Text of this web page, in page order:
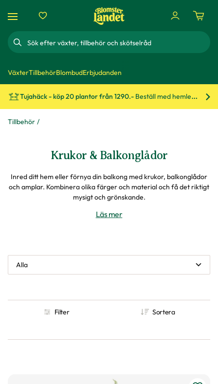
Sök
VäxterTillbehörBlombudErbjudanden
Tujahäck - köp 20 plantor från 1290.- Beställ med hemleverans!
Tillbehör
Krukor & Balkonglådor
Inred ditt hem eller förnya din balkong med krukor, balkonglådor
och amplar. Kombinera olika färger och material och få det riktigt
mysigt och grönskande.
Läs mer
Alla
Filter Sortera